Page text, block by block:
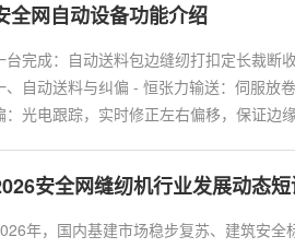
全网自动设备功能介绍
台完成：自动送料包边缝纫打扣定长裁断
、自动送料与纠偏 - 恒张力输送：伺服放
：光电跟踪，实时修正左右偏移，保证边
安全网缝纫机行业发展动态
年，国内基建市场稳步复苏、建筑安全